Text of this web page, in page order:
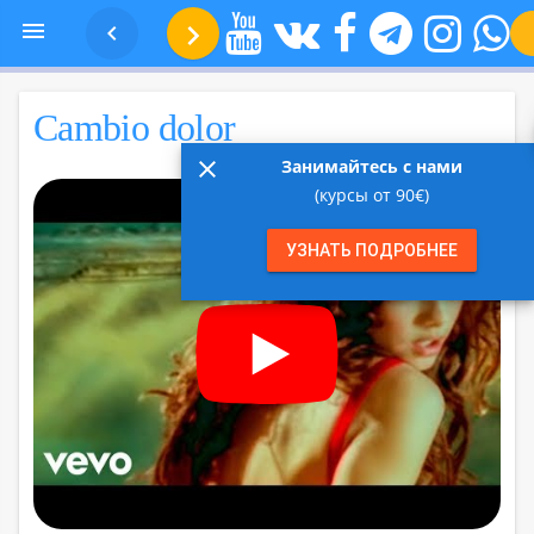
  Песня №13 —Cambio dolor

Cambio dolor
close
Занимайтесь с нами
(курсы от 90€)
УЗНАТЬ ПОДРОБНЕЕ